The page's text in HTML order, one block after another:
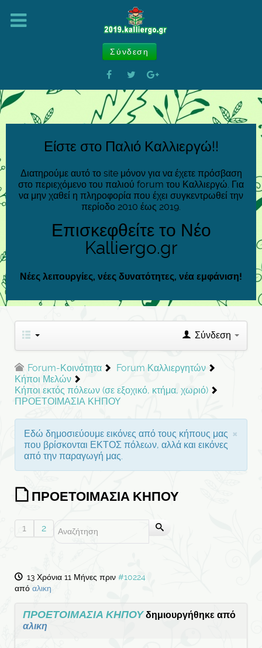
Σύνδεση
Είστε στο Παλιό Καλλιεργώ!!
Διατηρούμε αυτό το site μόνον για να έχετε πρόσβαση
στο περιεχόμενο του παλιού forum του Καλλιεργώ. Για
να μην χαθεί η πληροφορία που έχει συγκεντρωθεί την
περίοδο 2010 έως 2019.
Επισκεφθείτε το Νέο
Kalliergo.gr
Νέες λειτουργίες, νέες δυνατότητες, νέα εμφάνιση!
Σύνδεση
Forum-Κοινότητα
Forum Καλλιεργητών
Κήποι Μελών
Κήποι εκτός πόλεων (σε εξοχικό, κτήμα, χωριό)
ΠΡΟΕΤΟΙΜΑΣΙΑ ΚΗΠΟΥ
×
Εδώ δημοσιεύουμε εικόνες από τους κήπους μας
που βρίσκονται ΕΚΤΟΣ πόλεων, αλλά και εικόνες
από την παραγωγή μας.
ΠΡΟΕΤΟΙΜΑΣΙΑ ΚΗΠΟΥ
1 2
13 Χρόνια 11 Μήνες πριν #10224
από αλικη
ΠΡΟΕΤΟΙΜΑΣΙΑ ΚΗΠΟΥδημιουργήθηκε από
αλικη